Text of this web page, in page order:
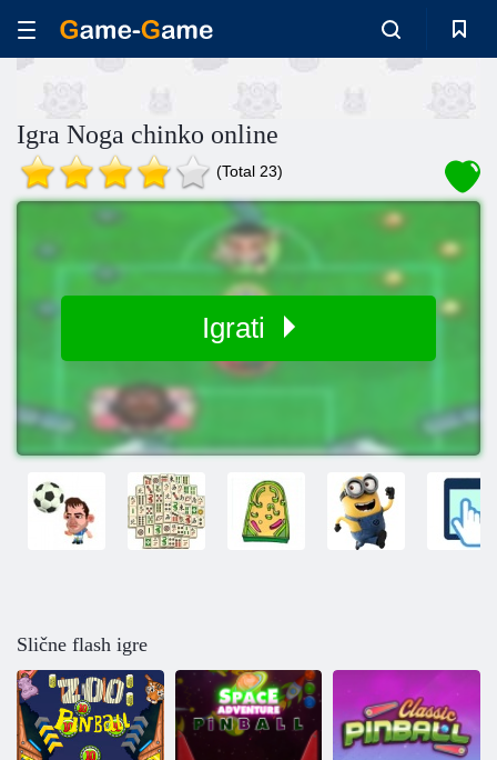
Igra Noga chinko online
(Total 23)
Igrati
Slične flash igre